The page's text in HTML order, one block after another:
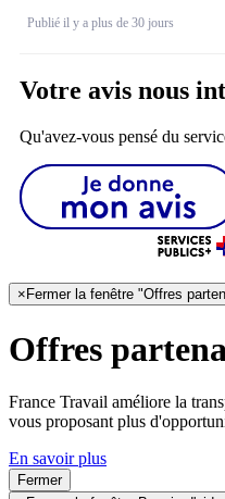
Publié il y a plus de 30 jours
Votre avis nous
Qu'avez-vous pensé du
× Fermer la fenêtre "Offres
Offres
France Travail améliore la
vous proposant plus
En savoir plus
Fermer